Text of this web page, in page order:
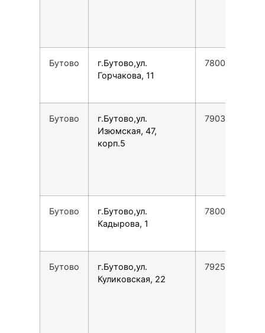
Бутово
г.Бутово,ул.
Горчакова, 11
78007753553
Бутово
г.Бутово,ул.
Изюмская, 47,
корп.5
79031957005
Бутово
г.Бутово,ул.
Кадырова, 1
78007753553
Бутово
г.Бутово,ул.
Куликовская, 22
79255174779